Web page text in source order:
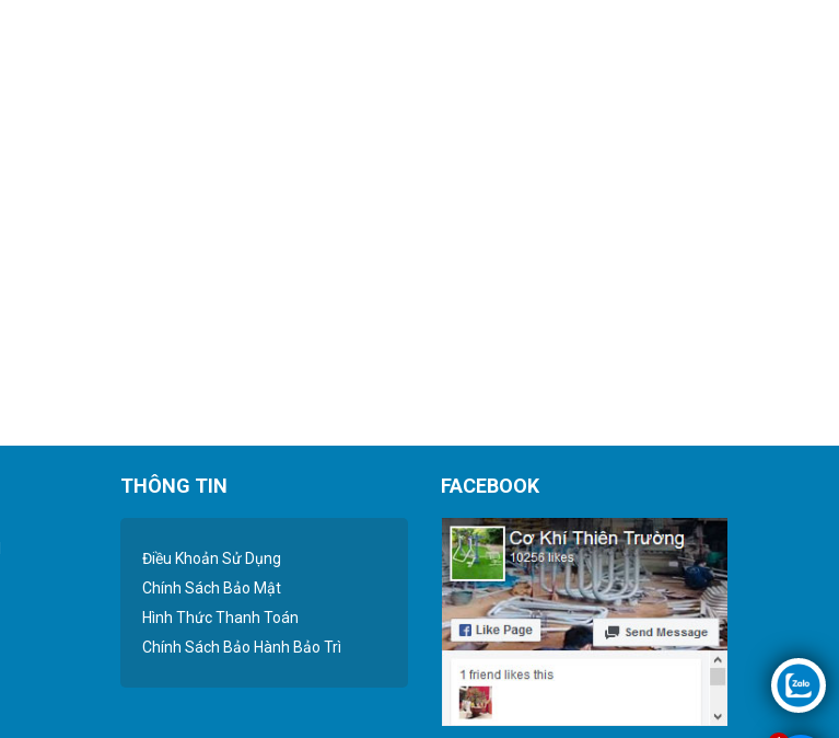
THÔNG TIN
Điều Khoản Sử Dụng
Chính Sách Bảo Mật
Hình Thức Thanh Toán
Chính Sách Bảo Hành Bảo Trì
FACEBOOK